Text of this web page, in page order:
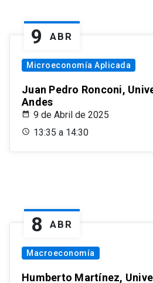
9 ABR
Microeconomía Aplicada
Juan Pedro Ronconi,
Andes
9 de Abril de 2025
13:35 a 14:30
8 ABR
Macroeconomía
Humberto Martínez,